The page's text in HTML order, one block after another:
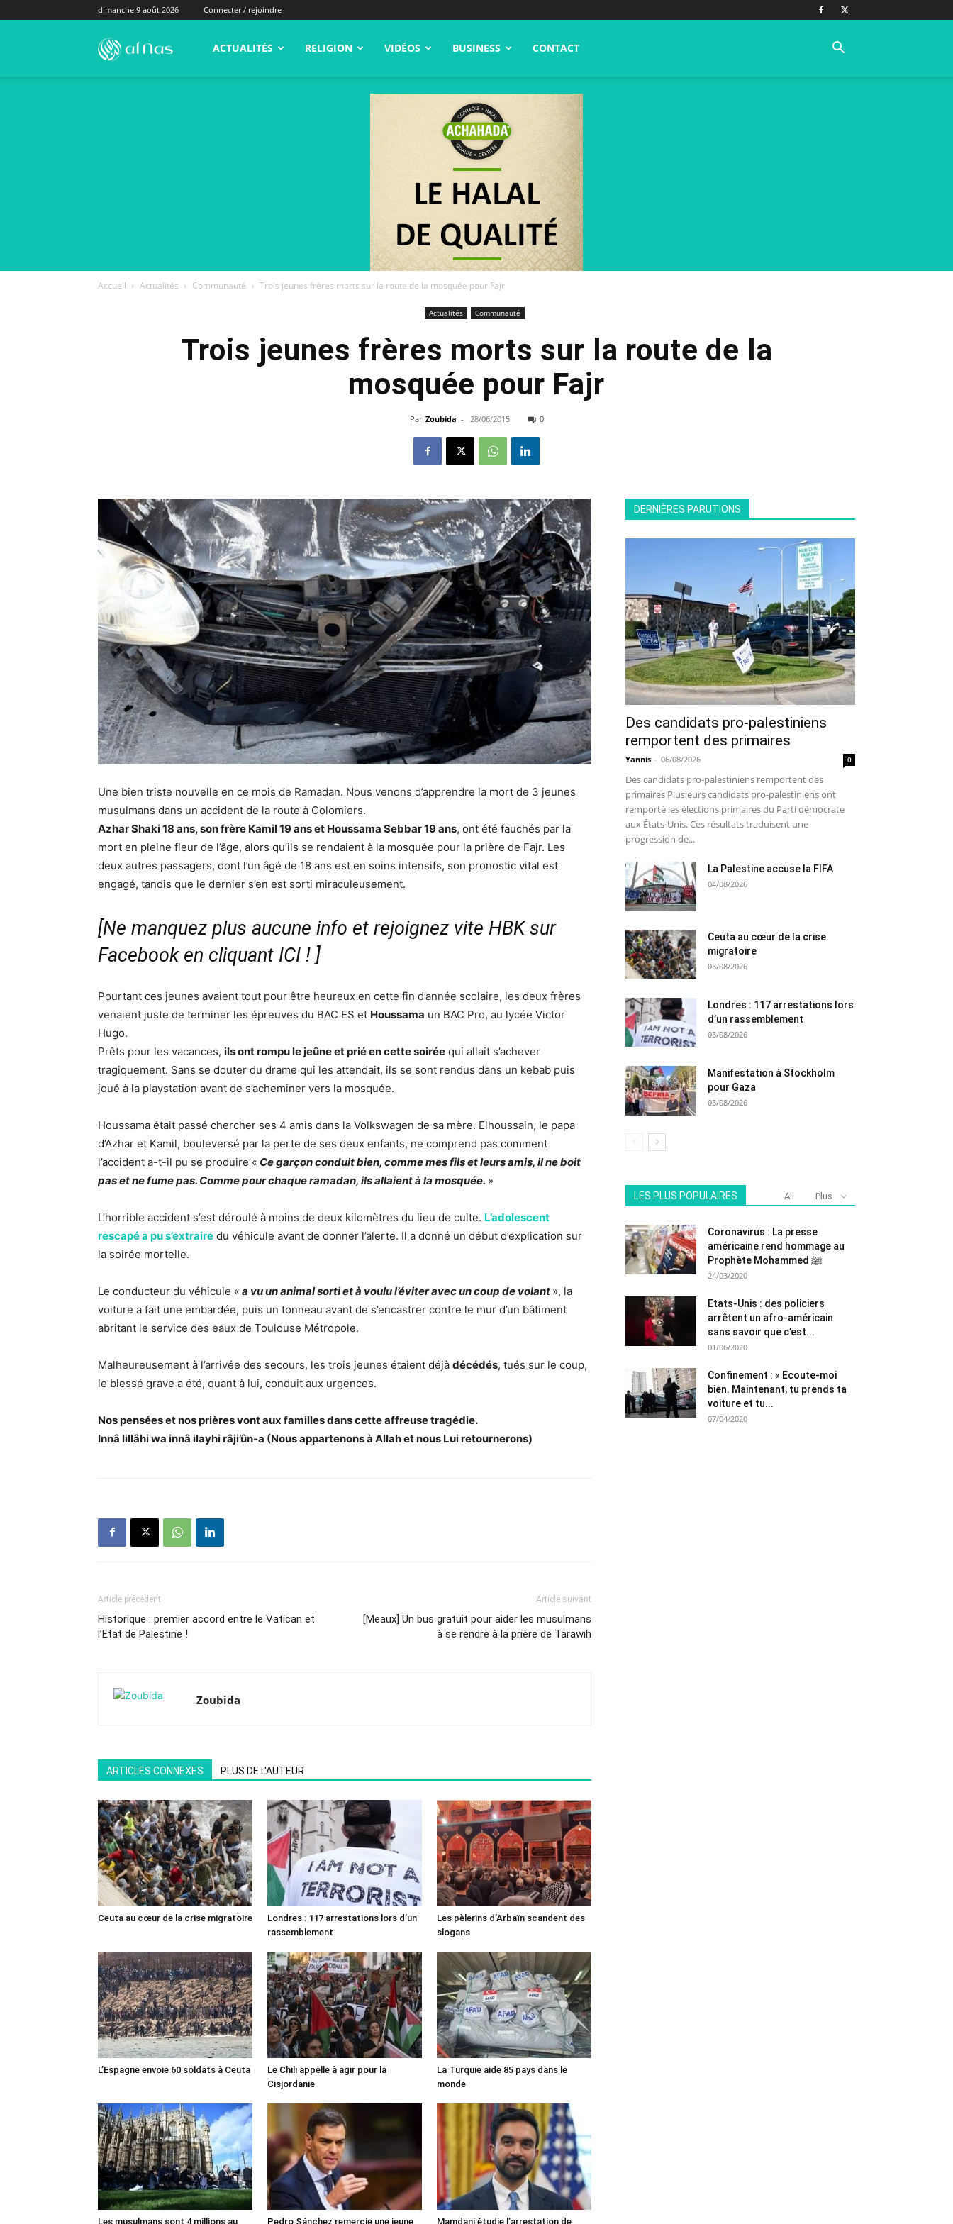
dimanche 9 août 2026 Connecter / rejoindre
alNas.fr ACTUALITÉS RELIGION VIDÉOS BUSINESS CONTACT
Accueil Actualités Communauté Trois jeunes frères morts sur la route de la mosquée pour Fajr
Actualités Communauté
Trois jeunes frères morts sur la route de la
mosquée pour Fajr
Par Zoubida - 28/06/2015 0
Une bien triste nouvelle en ce mois de Ramadan. Nous venons d’apprendre la mort de 3 jeunes
musulmans dans un accident de la route à Colomiers.
Azhar Shaki 18 ans, son frère Kamil 19 ans et Houssama Sebbar 19 ans, ont été fauchés par la
mort en pleine fleur de l’âge, alors qu’ils se rendaient à la mosquée pour la prière de Fajr. Les
deux autres passagers, dont l’un âgé de 18 ans est en soins intensifs, son pronostic vital est
engagé, tandis que le dernier s’en est sorti miraculeusement.
[Ne manquez plus aucune info et rejoignez vite HBK sur
Facebook en cliquant ICI ! ]
Pourtant ces jeunes avaient tout pour être heureux en cette fin d’année scolaire, les deux frères
venaient juste de terminer les épreuves du BAC ES et Houssama un BAC Pro, au lycée Victor
Hugo.
Prêts pour les vacances, ils ont rompu le jeûne et prié en cette soirée qui allait s’achever
tragiquement. Sans se douter du drame qui les attendait, ils se sont rendus dans un kebab puis
joué à la playstation avant de s’acheminer vers la mosquée.
Houssama était passé chercher ses 4 amis dans la Volkswagen de sa mère. Elhoussain, le papa
d’Azhar et Kamil, bouleversé par la perte de ses deux enfants, ne comprend pas comment
l’accident a-t-il pu se produire « Ce garçon conduit bien, comme mes fils et leurs amis, il ne boit
pas et ne fume pas. Comme pour chaque ramadan, ils allaient à la mosquée. »
L’horrible accident s’est déroulé à moins de deux kilomètres du lieu de culte. L’adolescent
rescapé a pu s’extraire du véhicule avant de donner l’alerte. Il a donné un début d’explication sur
la soirée mortelle.
Le conducteur du véhicule « a vu un animal sorti et à voulu l’éviter avec un coup de volant », la
voiture a fait une embardée, puis un tonneau avant de s’encastrer contre le mur d’un bâtiment
abritant le service des eaux de Toulouse Métropole.
Malheureusement à l’arrivée des secours, les trois jeunes étaient déjà décédés, tués sur le coup,
le blessé grave a été, quant à lui, conduit aux urgences.
Nos pensées et nos prières vont aux familles dans cette affreuse tragédie.
Innâ lillâhi wa innâ ilayhi râji’ûn-a (Nous appartenons à Allah et nous Lui retournerons)
Article précédent
Historique : premier accord entre le Vatican et
l’Etat de Palestine !
Article suivant
[Meaux] Un bus gratuit pour aider les musulmans
à se rendre à la prière de Tarawih
Zoubida
ARTICLES CONNEXES PLUS DE L'AUTEUR
Ceuta au cœur de la crise migratoire
Londres : 117 arrestations lors d’un
rassemblement
Les pèlerins d’Arbaïn scandent des
slogans
L’Espagne envoie 60 soldats à Ceuta
Le Chili appelle à agir pour la
Cisjordanie
La Turquie aide 85 pays dans le
monde
Les musulmans sont 4 millions au
Pedro Sánchez remercie une jeune
Mamdani étudie l’arrestation de
DERNIÈRES PARUTIONS
Des candidats pro-palestiniens
remportent des primaires
Yannis - 06/08/2026 0
Des candidats pro-palestiniens remportent des
primaires Plusieurs candidats pro-palestiniens ont
remporté les élections primaires du Parti démocrate
aux États-Unis. Ces résultats traduisent une
progression de...
La Palestine accuse la FIFA
04/08/2026
Ceuta au cœur de la crise
migratoire
03/08/2026
Londres : 117 arrestations lors
d’un rassemblement
03/08/2026
Manifestation à Stockholm
pour Gaza
03/08/2026
LES PLUS POPULAIRES All Plus
Coronavirus : La presse
américaine rend hommage au
Prophète Mohammed ﷺ
24/03/2020
Etats-Unis : des policiers
arrêtent un afro-américain
sans savoir que c’est...
01/06/2020
Confinement : « Ecoute-moi
bien. Maintenant, tu prends ta
voiture et tu...
07/04/2020